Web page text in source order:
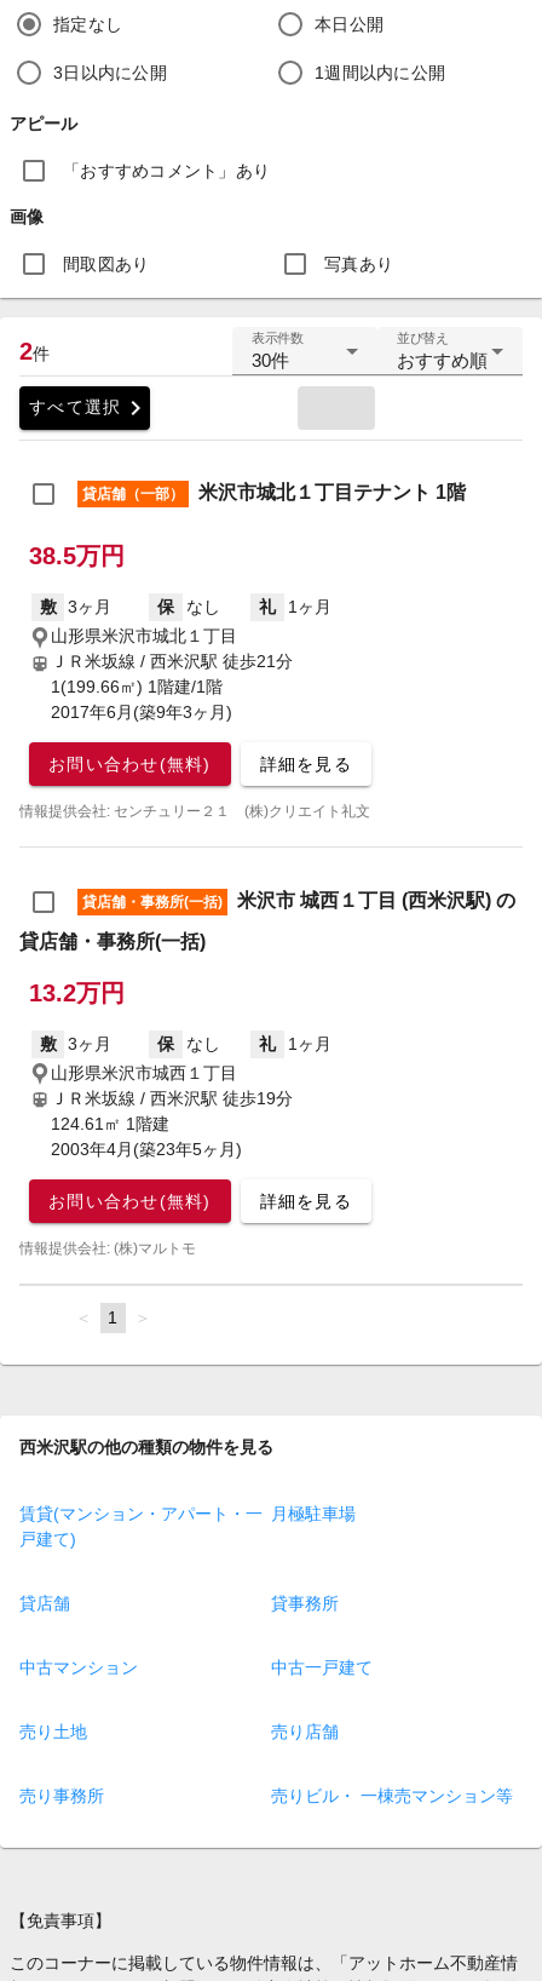
指定なし 本日公開
3日以内に公開 1週間以内に公開
アピール
「おすすめコメント」あり
画像
間取図あり 写真あり
2件
表示件数
30件
並び替え
おすすめ順
すべて選択 chevron_right
貸店舗（一部） 米沢市城北１丁目テナント 1階
38.5万円
敷 3ヶ月 保 なし 礼
1ヶ月
山形県米沢市城北１丁目
ＪＲ米坂線 / 西米沢駅 徒歩21分
1(199.66㎡) 1階建/1階
2017年6月(築9年3ヶ月)
お問い合わせ(無料) 詳細を見る
情報提供会社: センチュリー２１ (株)クリエイト礼文
貸店舗・事務所(一括)
米沢市 城西１丁目 (西米沢駅) の
貸店舗・事務所(一括)
13.2万円
敷 3ヶ月 保 なし 礼
1ヶ月
山形県米沢市城西１丁目
ＪＲ米坂線 / 西米沢駅 徒歩19分
124.61㎡ 1階建
2003年4月(築23年5ヶ月)
お問い合わせ(無料) 詳細を見る
情報提供会社: (株)マルトモ
page
You're
page
1 page
西米沢駅の他の種類の物件を見る
賃貸(マンション・アパート・一
戸建て)
月極駐車場
貸店舗 貸事務所
中古マンション 中古一戸建て
売り土地 売り店舗
売り事務所 売りビル・ 一棟売マンション等
【免責事項】
このコーナーに掲載している物件情報は、「アットホーム不動産情